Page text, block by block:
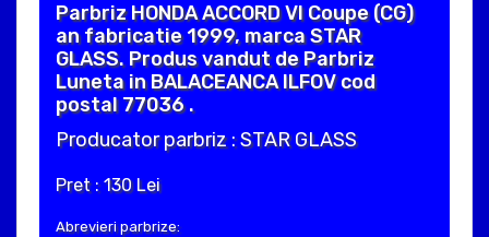
Parbriz HONDA ACCORD VI Coupe (CG)
an fabricatie 1999, marca STAR
GLASS. Produs vandut de Parbriz
Luneta in BALACEANCA ILFOV cod
postal 77036 .
Producator parbriz : STAR GLASS
Pret : 130 Lei
Abrevieri parbrize: